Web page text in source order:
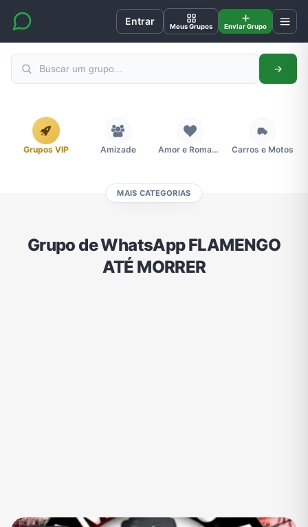
Entrar Meus Grupos Enviar Grupo
Grupos VIP Amizade Amor e Romance Carros e Motos
Educação
MAIS CATEGORIAS
Grupo de WhatsApp FLAMENGO
ATÉ MORRER